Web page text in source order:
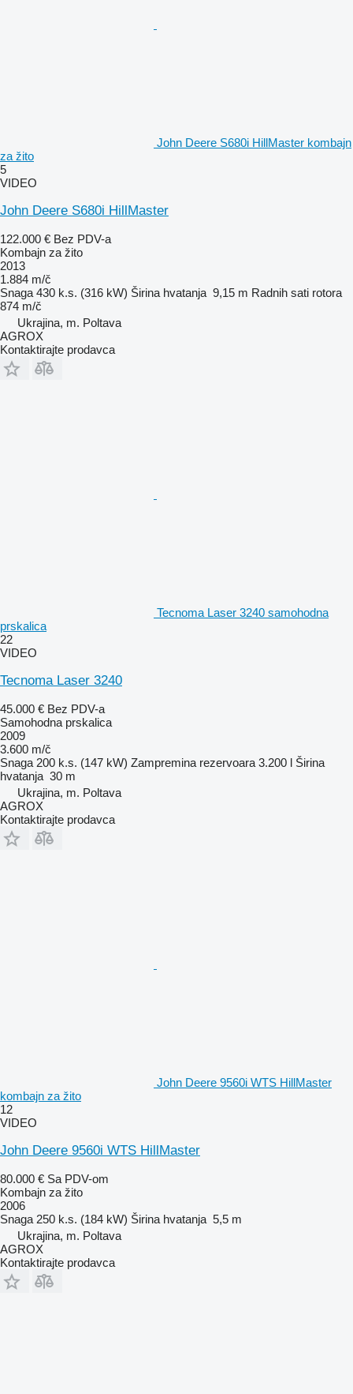
John Deere S680i HillMaster kombajn
za žito
5
VIDEO
John Deere S680i HillMaster
122.000 € Bez PDV-a
Kombajn za žito
2013
1.884 m/č
Snaga 430 k.s. (316 kW) Širina hvatanja 9,15 m Radnih sati rotora
874 m/č
Ukrajina, m. Poltava
AGROX
Kontaktirajte prodavca
Tecnoma Laser 3240 samohodna
prskalica
22
VIDEO
Tecnoma Laser 3240
45.000 € Bez PDV-a
Samohodna prskalica
2009
3.600 m/č
Snaga 200 k.s. (147 kW) Zampremina rezervoara 3.200 l Širina
hvatanja 30 m
Ukrajina, m. Poltava
AGROX
Kontaktirajte prodavca
John Deere 9560i WTS HillMaster
kombajn za žito
12
VIDEO
John Deere 9560i WTS HillMaster
80.000 € Sa PDV-om
Kombajn za žito
2006
Snaga 250 k.s. (184 kW) Širina hvatanja 5,5 m
Ukrajina, m. Poltava
AGROX
Kontaktirajte prodavca